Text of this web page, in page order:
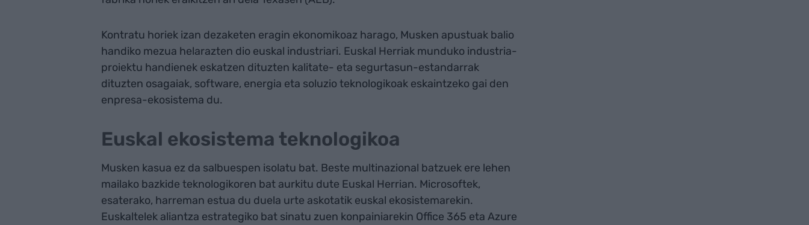
Kontratu horiek izan dezaketen eragin ekonomikoaz harago, Musken apustuak balio
handiko mezua helarazten dio euskal industriari. Euskal Herriak munduko industria-
proiektu handienek eskatzen dituzten kalitate- eta segurtasun-estandarrak
dituzten osagaiak, software, energia eta soluzio teknologikoak eskaintzeko gai den
enpresa-ekosistema du.
Euskal ekosistema teknologikoa
Musken kasua ez da salbuespen isolatu bat. Beste multinazional batzuek ere lehen
mailako bazkide teknologikoren bat aurkitu dute Euskal Herrian. Microsoftek,
esaterako, harreman estua du duela urte askotatik euskal ekosistemarekin.
Euskaltelek aliantza estrategiko bat sinatu zuen konpainiarekin Office 365 eta Azure